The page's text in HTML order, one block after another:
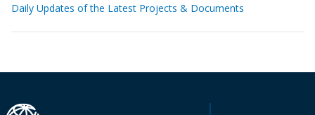
Daily Updates of the Latest Projects & Documents